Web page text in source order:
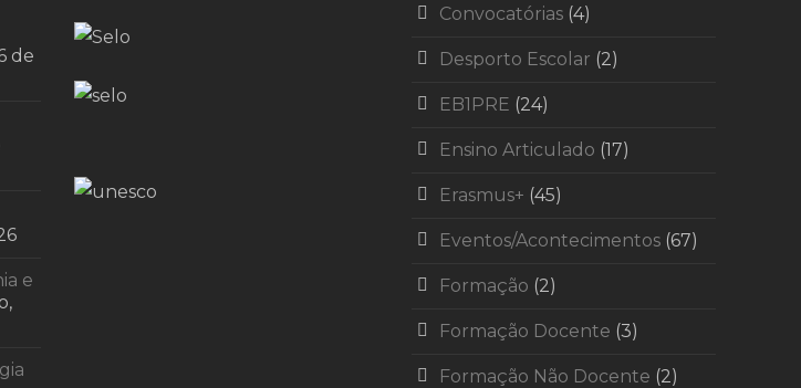
de
e
Convocatórias (4)
Desporto Escolar (2)
EB1PRE (24)
Ensino Articulado (17)
Erasmus+ (45)
Eventos/Acontecimentos (67)
Formação (2)
Formação Docente (3)
Formação Não Docente (2)